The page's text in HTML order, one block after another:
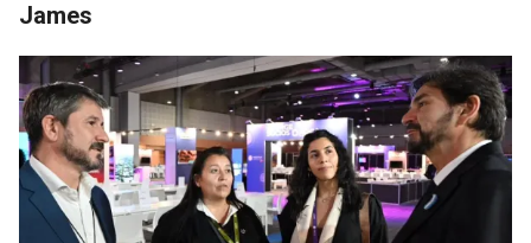
James